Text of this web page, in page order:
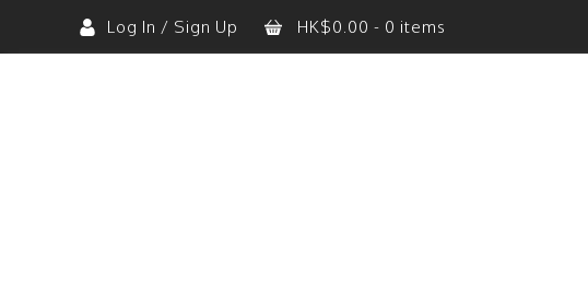
Log In / Sign Up HK$0.00 - 0 items